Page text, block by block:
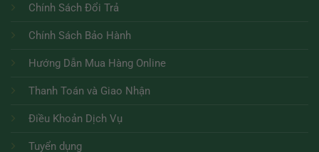
Chính Sách Đổi Trả
Chính Sách Bảo Hành
Hướng Dẫn Mua Hàng Online
Thanh Toán và Giao Nhận
Điều Khoản Dịch Vụ
Tuyển dụng